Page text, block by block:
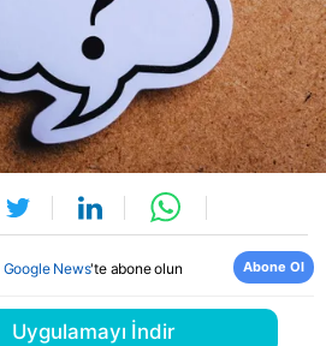
Google News'te abone olun Abone Ol
Uygulamayı İndir